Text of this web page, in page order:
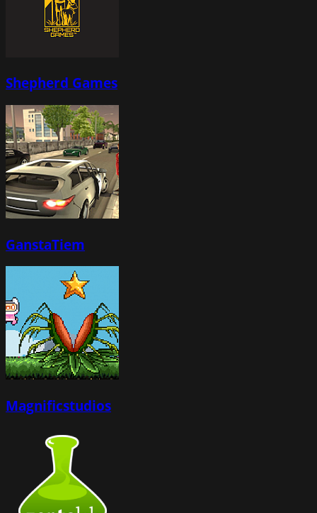
Shepherd Games
GanstaTiem
Magnificstudios